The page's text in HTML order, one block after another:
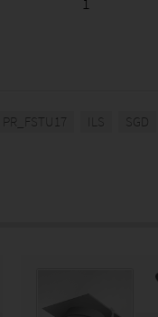
PR_FSTU17 ILS
SGD